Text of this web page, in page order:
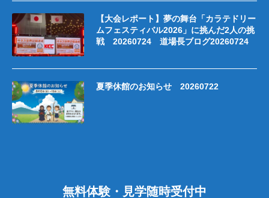
【大会レポート】夢の舞台「カラテドリー
ムフェスティバル2026」に挑んだ2人の挑
戦 20260724 道場長ブログ20260724
夏季休館のお知らせ 20260722
無料体験・見学随時受付中